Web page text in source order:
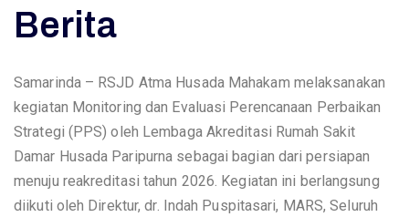
Berita
Samarinda – RSJD Atma Husada Mahakam melaksanakan
kegiatan Monitoring dan Evaluasi Perencanaan Perbaikan
Strategi (PPS) oleh Lembaga Akreditasi Rumah Sakit
Damar Husada Paripurna sebagai bagian dari persiapan
menuju reakreditasi tahun 2026. Kegiatan ini berlangsung
diikuti oleh Direktur, dr. Indah Puspitasari, MARS, Seluruh